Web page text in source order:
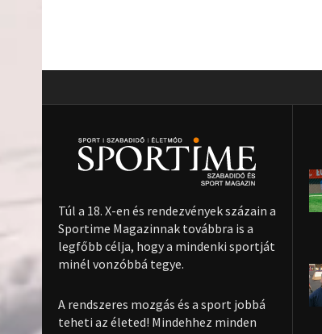
Túl a 18. X-en és rendezvények százain a
Sportime Magazinnak továbbra is a
legfőbb célja, hogy a mindenki sportját
minél vonzóbbá tegye.
A rendszeres mozgás és a sport jobbá
teheti az életed! Mindehhez minden